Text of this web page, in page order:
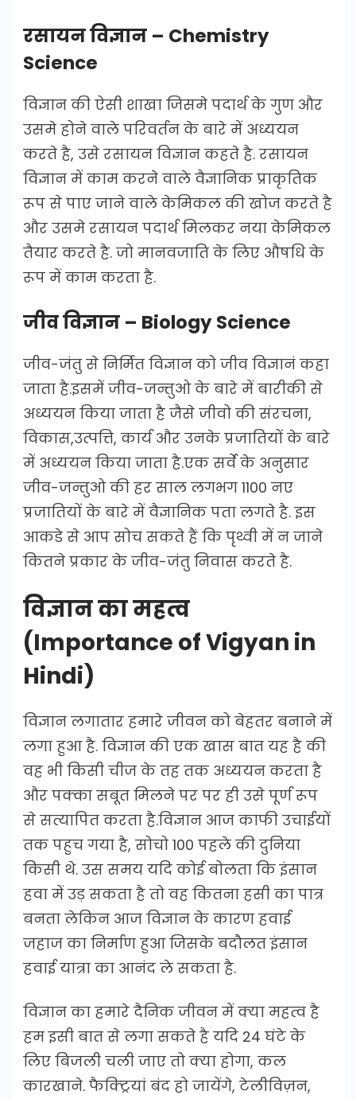
रसायन विज्ञान – Chemistry
Science
विज्ञान की ऐसी शाखा जिसमे पदार्थ के गुण और
उसमे होने वाले परिवर्तन के बारे में अध्ययन
करते है, उसे रसायन विज्ञान कहते है. रसायन
विज्ञान में काम करने वाले वैज्ञानिक प्राकृतिक
रूप से पाए जाने वाले केमिकल की खोज करते है
और उसमे रसायन पदार्थ मिलकर नया केमिकल
तैयार करते है. जो मानवजाति के लिए औषधि के
रूप में काम करता है.
जीव विज्ञान – Biology Science
जीव-जंतु से निर्मित विज्ञान को जीव विज्ञानं कहा
जाता है.इसमें जीव-जन्तुओ के बारे में बारीकी से
अध्ययन किया जाता है जैसे जीवो की संरचना,
विकास,उत्पत्ति, कार्य और उनके प्रजातियों के बारे
में अध्ययन किया जाता है.एक सर्वे के अनुसार
जीव-जन्तुओ की हर साल लगभग 1100 नए
प्रजातियों के बारे में वैज्ञानिक पता लगते है. इस
आकडे से आप सोच सकते हैं कि पृथ्वी में न जाने
कितने प्रकार के जीव-जंतु निवास करते है.
विज्ञान का महत्व
(Importance of Vigyan in
Hindi)
विज्ञान लगातार हमारे जीवन को बेहतर बनाने में
लगा हुआ है. विज्ञान की एक खास बात यह है की
वह भी किसी चीज के तह तक अध्ययन करता है
और पक्का सबूत मिलने पर पर ही उसे पूर्ण रूप
से सत्यापित करता है.विज्ञान आज काफी उचाईयों
तक पहुच गया है, सोचो 100 पहले की दुनिया
किसी थे. उस समय यदि कोई बोलता कि इंसान
हवा में उड़ सकता है तो वह कितना हसी का पात्र
बनता लेकिन आज विज्ञान के कारण हवाई
जहाज का निर्माण हुआ जिसके बदौलत इंसान
हवाई यात्रा का आनंद ले सकता है.
विज्ञान का हमारे दैनिक जीवन में क्या महत्व है
हम इसी बात से लगा सकते है यदि 24 घंटे के
लिए बिजली चली जाए तो क्या होगा, कल
कारखाने. फैक्ट्रियां बंद हो जायेंगे, टेलीविज़न,